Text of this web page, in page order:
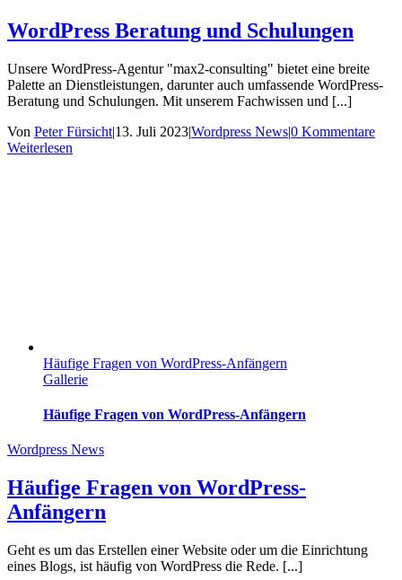
WordPress Beratung und Schulungen
Unsere WordPress-Agentur "max2-consulting" bietet eine breite
Palette an Dienstleistungen, darunter auch umfassende WordPress-
Beratung und Schulungen. Mit unserem Fachwissen und [...]
Von Peter Fürsicht|13. Juli 2023|Wordpress News|0 Kommentare
Weiterlesen
Häufige Fragen von WordPress-Anfängern
Gallerie
Häufige Fragen von WordPress-Anfängern
Wordpress News
Häufige Fragen von WordPress-
Anfängern
Geht es um das Erstellen einer Website oder um die Einrichtung
eines Blogs, ist häufig von WordPress die Rede. [...]